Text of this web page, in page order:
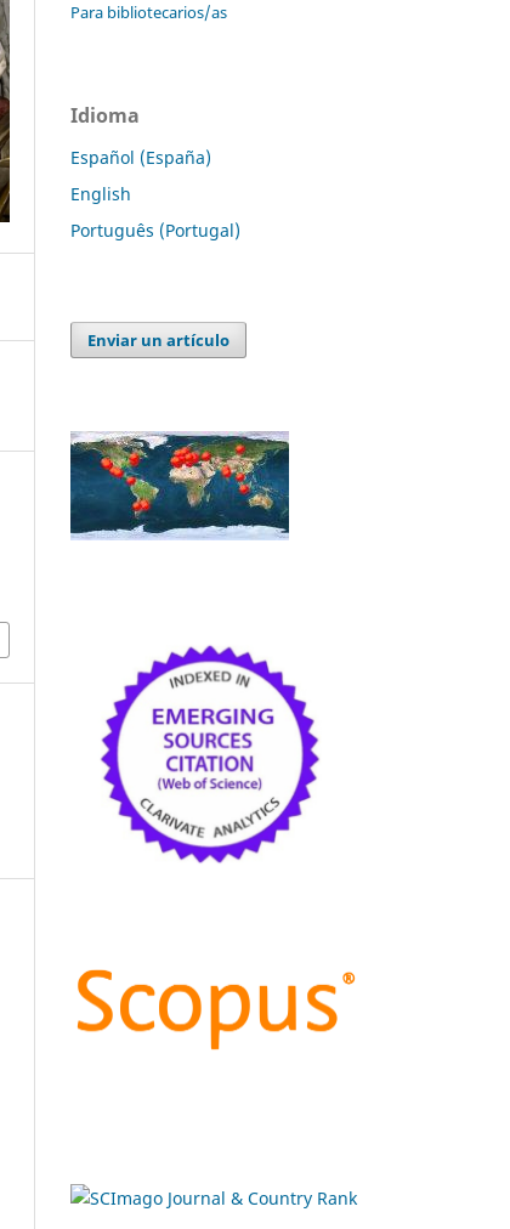
Para bibliotecarios/as
Idioma
Español (España)
English
Português (Portugal)
Enviar un artículo